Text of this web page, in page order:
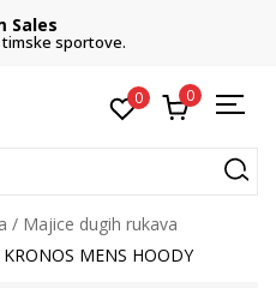
Sales
sportove.
0 0
Majice dugih rukava
MENS HOODY